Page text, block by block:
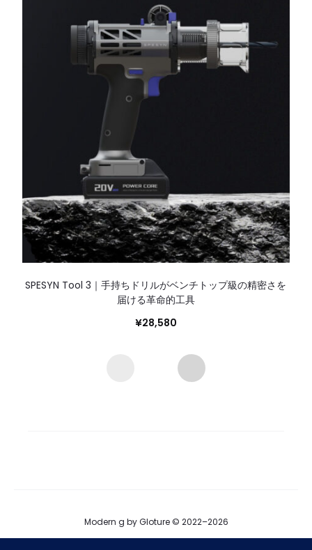
SPESYN Tool 3｜手持ちドリルがベンチトップ級の精密さを
届ける革命的工具
¥28,580
Modern g by Gloture © 2022–2026